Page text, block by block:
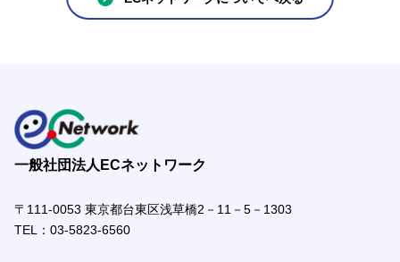
一般社団法人ECネットワーク
〒111-0053 東京都台東区浅草橋2－11－5－1303
TEL： 03-5823-6560